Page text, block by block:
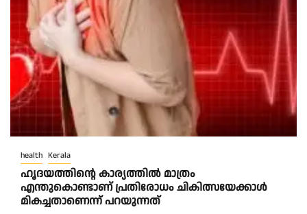
health Kerala
ഹൃദയത്തിന്റെ കാര്യത്തിൽ മാത്രം
എന്തുകൊണ്ടാണ് പ്രതിരോധം ചികിത്സയേക്കാൾ
മികച്ചതാണെന്ന് പറയുന്നത്